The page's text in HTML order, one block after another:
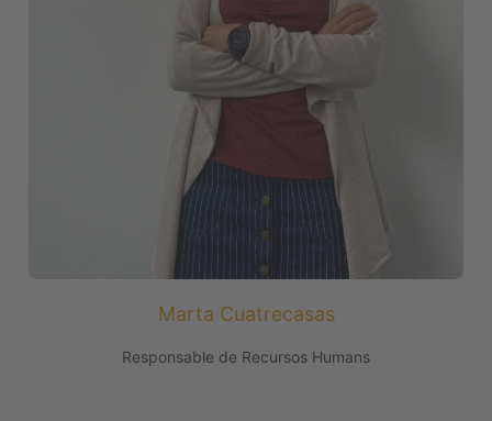
Marta Cuatrecasas
Responsable de Recursos Humans